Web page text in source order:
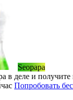
Seopapa
в деле и
Попробовать